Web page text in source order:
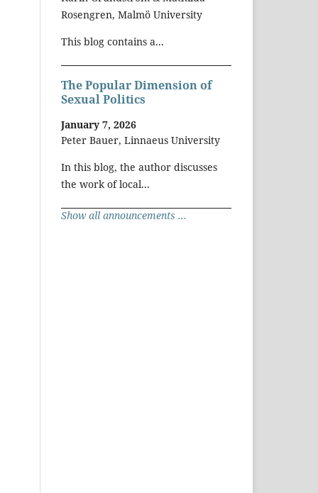
Rosengren, Malmö University
This blog contains a...
The Popular Dimension of
Sexual Politics
January 7, 2026
Peter Bauer, Linnaeus University
In this blog, the author discusses
the work of local...
Show all announcements ...